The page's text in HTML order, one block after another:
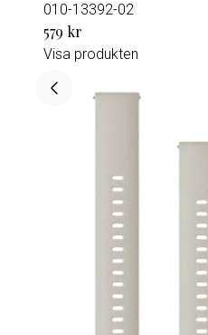
010-13392-02
579 kr
Visa produkten